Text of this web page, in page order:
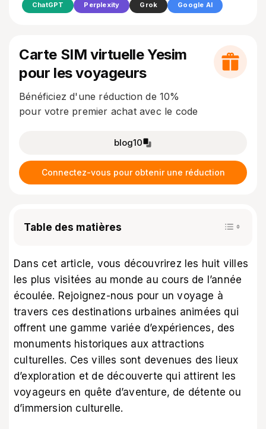
ChatGPT Perplexity Grok Google AI
Carte SIM virtuelle Yesim
pour les voyageurs
Bénéficiez d'une réduction de 10%
pour votre premier achat avec le code
blog10
Connectez-vous pour obtenir une réduction
Table des matières
Dans cet article, vous découvrirez les huit villes
les plus visitées au monde au cours de l’année
écoulée. Rejoignez-nous pour un voyage à
travers ces destinations urbaines animées qui
offrent une gamme variée d’expériences, des
monuments historiques aux attractions
culturelles. Ces villes sont devenues des lieux
d’exploration et de découverte qui attirent les
voyageurs en quête d’aventure, de détente ou
d’immersion culturelle.